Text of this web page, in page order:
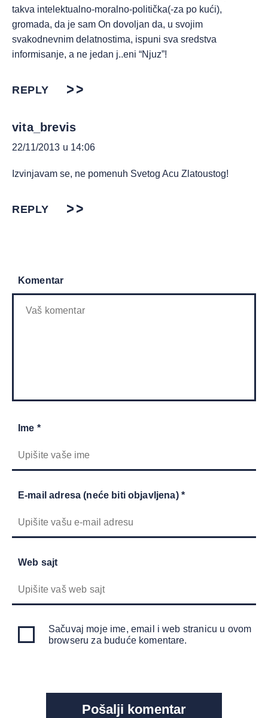
takva intelektualno-moralno-politička(-za po kući),
gromada, da je sam On dovoljan da, u svojim
svakodnevnim delatnostima, ispuni sva sredstva
informisanje, a ne jedan j..eni “Njuz”!
REPLY
vita_brevis
22/11/2013 u 14:06
Izvinjavam se, ne pomenuh Svetog Acu Zlatoustog!
REPLY
Komentar
Ime *
E-mail adresa (neće biti objavljena) *
Web sajt
Sačuvaj moje ime, email i web stranicu u ovom
browseru za buduće komentare.